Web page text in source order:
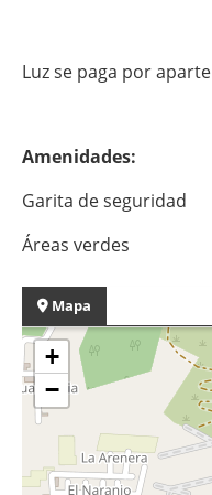
Luz se paga por aparte
Amenidades:
Garita de seguridad
Áreas verdes
Mapa
+
−